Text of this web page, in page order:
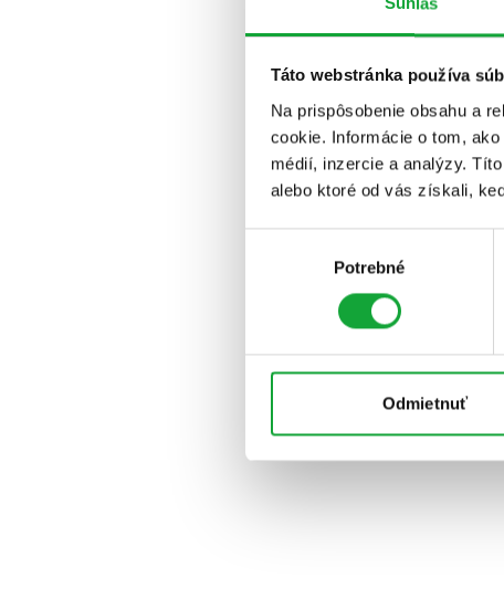
Táto webstránka používa
Na prispôsobenie obsahu a
cookie. Informácie o tom,
médií, inzercie a analýzy.
alebo ktoré od vás získali,
Potrebné
Odmietnuť